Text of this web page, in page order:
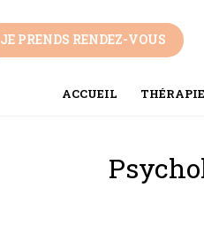
JE PRENDS RENDEZ-VOUS
ACCUEIL